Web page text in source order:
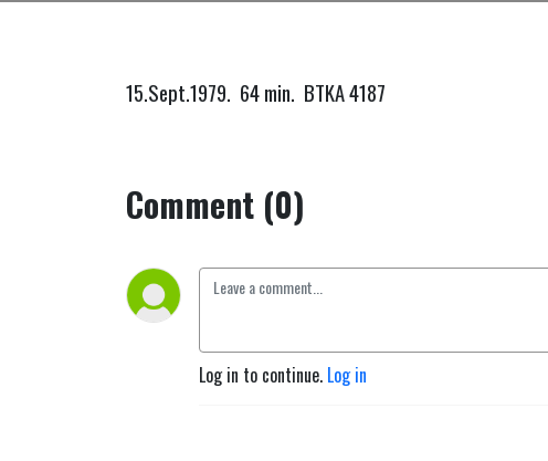
15.Sept.1979. 64 min. BTKA 4187
Comment (0)
Log in to continue. Log in